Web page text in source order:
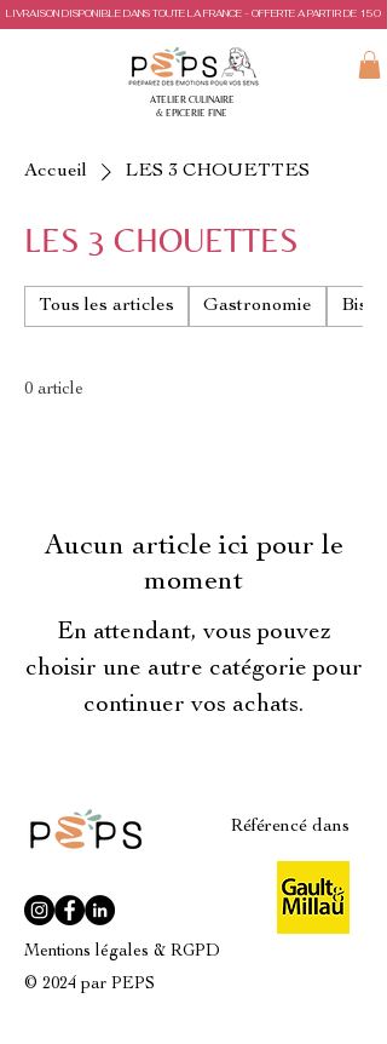
LIVRAISON DISPONIBLE DANS TOUTE LA FRANCE - OFFERTE A PARTIR DE 150€
ATELIER CULINAIRE
& EPICERIE FINE
Accueil LES 3 CHOUETTES
LES 3 CHOUETTES
Tous les articles Gastronomie
0 article
Aucun article ici pour le
moment
En attendant, vous pouvez
choisir une autre catégorie pour
continuer vos achats.
Référencé dans
Mentions légales & RGPD
© 2024 par PEPS